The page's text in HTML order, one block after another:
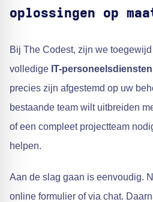
oplossingen op
Bij The Codest, zijn we
volledige IT-personeelsdiensten
precies zijn afgestemd op uw
bestaande team wilt uitbreiden
of een compleet projectteam
helpen.
Aan de slag gaan is eenvoudig.
online formulier of via chat.